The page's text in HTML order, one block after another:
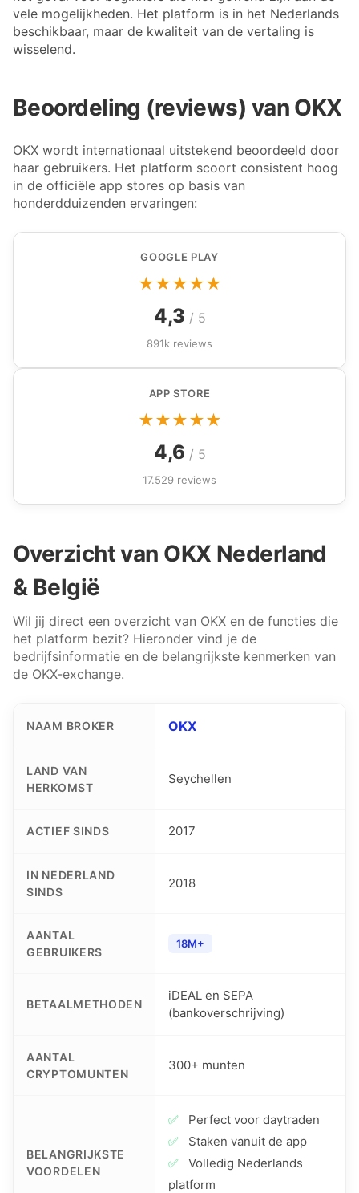
vele mogelijkheden. Het platform is in het Nederlands
beschikbaar, maar de kwaliteit van de vertaling is
wisselend.
Beoordeling (reviews) van OKX
OKX wordt internationaal uitstekend beoordeeld door
haar gebruikers. Het platform scoort consistent hoog
in de officiële app stores op basis van
honderdduizenden ervaringen:
GOOGLE PLAY
★★★★★
4,3 / 5
891k reviews
APP STORE
★★★★★
4,6 / 5
17.529 reviews
Overzicht van OKX Nederland
& België
Wil jij direct een overzicht van OKX en de functies die
het platform bezit? Hieronder vind je de
bedrijfsinformatie en de belangrijkste kenmerken van
de OKX-exchange.
NAAM BROKER OKX
LAND VAN
HERKOMST
Seychellen
ACTIEF SINDS 2017
IN NEDERLAND
SINDS
2018
AANTAL
GEBRUIKERS
18M+
BETAALMETHODEN
iDEAL en SEPA
(bankoverschrijving)
AANTAL
CRYPTOMUNTEN
300+ munten
BELANGRIJKSTE
VOORDELEN
✅
Perfect voor daytraden
✅
Staken vanuit de app
✅
Volledig Nederlands
platform